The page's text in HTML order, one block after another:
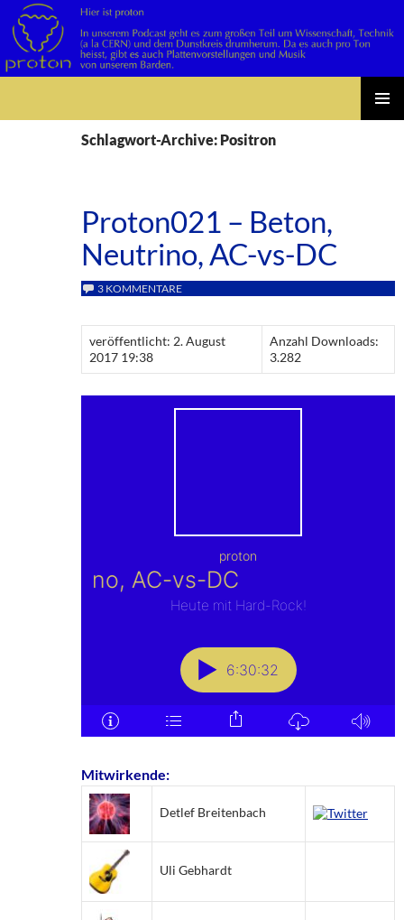
Schlagwort-Archive: Positron
Proton021 – Beton,
Neutrino, AC-vs-DC
3 KOMMENTARE
veröffentlicht: 2. August
2017 19:38
Anzahl Downloads:
3.282
Mitwirkende:
Detlef Breitenbach
Uli Gebhardt